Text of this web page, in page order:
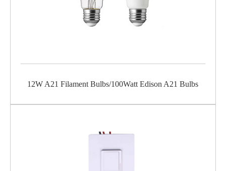
12W A21 Filament Bulbs/100Watt Edison A21 Bulbs